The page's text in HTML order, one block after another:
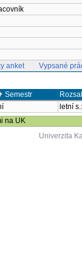
anket Vypsané
Semestr
letní
na UK
Univerzita